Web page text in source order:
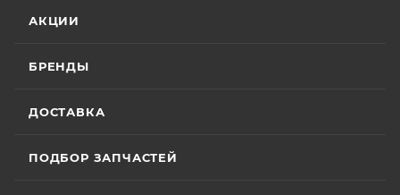
АКЦИИ
БРЕНДЫ
ДОСТАВКА
ПОДБОР ЗАПЧАСТЕЙ